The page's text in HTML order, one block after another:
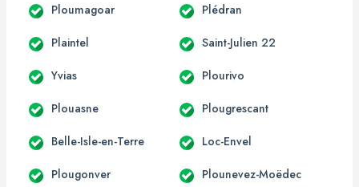
Ploumagoar Plédran
Plaintel Saint-Julien 22
Yvias Plourivo
Plouasne Plougrescant
Belle-Isle-en-Terre Loc-Envel
Plougonver Plounevez-Moëdec